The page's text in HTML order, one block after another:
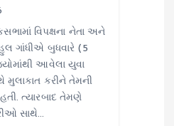
વિપક્ષના નેતા અને
ગાંધીએ બુધવારે (5
આવેલા યુવા
મુલાકાત કરીને તેમની
ત્યારબાદ તેમણે
સાથે…